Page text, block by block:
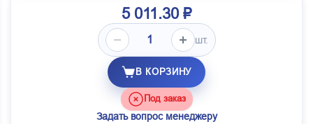
5 011.30 ₽
шт.
В КОРЗИНУ
Под заказ
Задать вопрос менеджеру